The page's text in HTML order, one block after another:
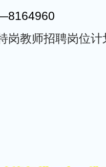
岗教师招聘岗位